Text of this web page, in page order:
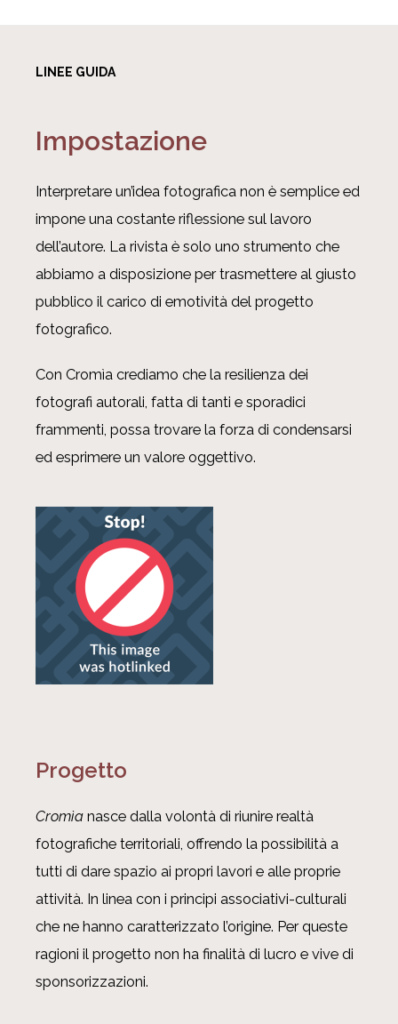
LINEE GUIDA
Impostazione
Interpretare un’idea fotografica non è semplice ed
impone una costante riflessione sul lavoro
dell’autore. La rivista è solo uno strumento che
abbiamo a disposizione per trasmettere al giusto
pubblico il carico di emotività del progetto
fotografico.
Con Cromìa crediamo che la resilienza dei
fotografi autorali, fatta di tanti e sporadici
frammenti, possa trovare la forza di condensarsi
ed esprimere un valore oggettivo.
Progetto
Cromìa nasce dalla volontà di riunire realtà
fotografiche territoriali, offrendo la possibilità a
tutti di dare spazio ai propri lavori e alle proprie
attività. In linea con i principi associativi-culturali
che ne hanno caratterizzato l’origine. Per queste
ragioni il progetto non ha finalità di lucro e vive di
sponsorizzazioni.